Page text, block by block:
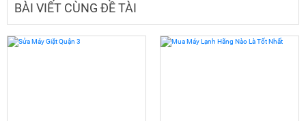
BÀI VIẾT CÙNG ĐỀ TÀI